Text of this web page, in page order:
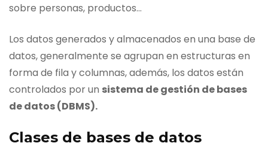
sobre personas, productos…
Los datos generados y almacenados en una base de
datos, generalmente se agrupan en estructuras en
forma de fila y columnas, además, los datos están
controlados por un sistema de gestión de bases
de datos (DBMS).
Clases de bases de datos